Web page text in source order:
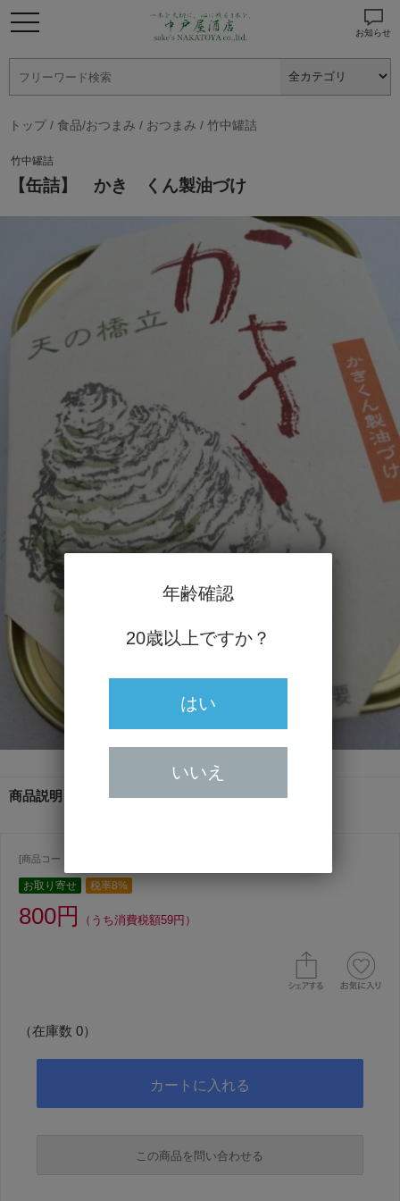
お知らせ
トップ/ 食品/おつまみ / おつまみ / 竹中罐詰
竹中罐詰
【缶詰】 かき くん製油づけ
商品説明
[商品コード ] 423
お取り寄せ 税率8%
800円 （うち消費税額59円）
（在庫数 0）
この商品を問い合わせる
年齢確認
20歳以上ですか？
はい
いいえ